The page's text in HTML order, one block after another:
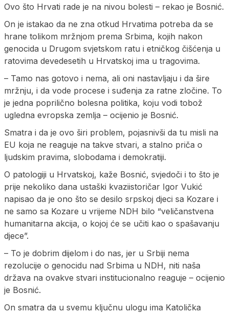
Ovo što Hrvati rade je na nivou bolesti – rekao je Bosnić.
On je istakao da ne zna otkud Hrvatima potreba da se
hrane tolikom mržnjom prema Srbima, kojih nakon
genocida u Drugom svjetskom ratu i etničkog čišćenja u
ratovima devedesetih u Hrvatskoj ima u tragovima.
– Tamo nas gotovo i nema, ali oni nastavljaju i da šire
mržnju, i da vode procese i suđenja za ratne zločine. To
je jedna poprilično bolesna politika, koju vodi tobož
ugledna evropska zemlja – ocijenio je Bosnić.
Smatra i da je ovo širi problem, pojasnivši da tu misli na
EU koja ne reaguje na takve stvari, a stalno priča o
ljudskim pravima, slobodama i demokratiji.
O patologiji u Hrvatskoj, kaže Bosnić, svjedoči i to što je
prije nekoliko dana ustaški kvaziistoričar Igor Vukić
napisao da je ono što se desilo srpskoj djeci sa Kozare i
ne samo sa Kozare u vrijeme NDH bilo “veličanstvena
humanitarna akcija, o kojoj će se učiti kao o spašavanju
djece”.
– To je dobrim dijelom i do nas, jer u Srbiji nema
rezolucije o genocidu nad Srbima u NDH, niti naša
država na ovakve stvari institucionalno reaguje – ocijenio
je Bosnić.
On smatra da u svemu ključnu ulogu ima Katolička